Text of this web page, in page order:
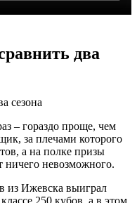
два
– гораздо проще, чем
за плечами которого
а на полке призы
невозможного.
из Ижевска выиграл
250 кубов, а в этом